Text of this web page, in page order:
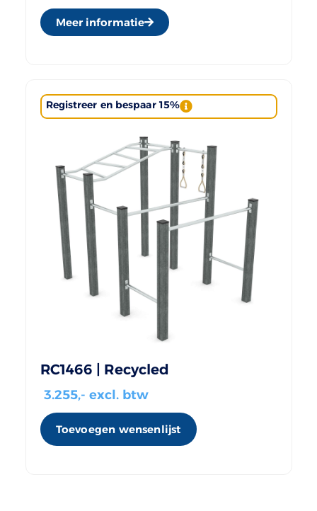
Meer informatie
Registreer en bespaar 15%
RC1466 | Recycled
3.255,- excl. btw
Toevoegen wensenlijst